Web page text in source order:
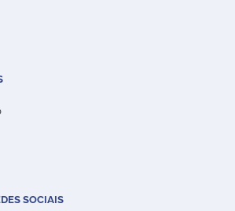
SOCIAIS